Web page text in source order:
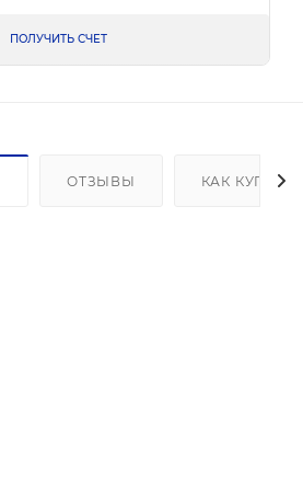
ПОЛУЧИТЬ СЧЕТ
ОТЗЫВЫ КАК КУПИТЬ